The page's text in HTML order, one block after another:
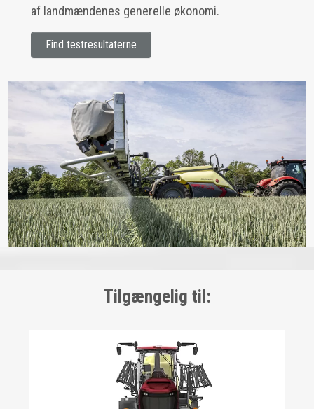
af landmændenes generelle økonomi.
Find testresultaterne
Tilgængelig til: